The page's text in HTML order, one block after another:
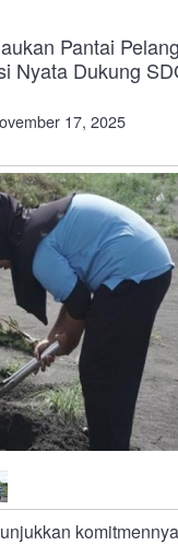
Menu
Pantai
Nyata Dukung
17, 2025
komitmennya